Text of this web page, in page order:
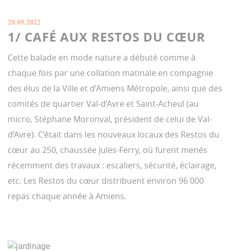
20.09.2022
1/ CAFÉ AUX RESTOS DU CŒUR
Cette balade en mode nature a débuté comme à
chaque fois par une collation matinale en compagnie
des élus de la Ville et d’Amiens Métropole, ainsi que des
comités de quartier Val-d’Avre et Saint-Acheul (au
micro, Stéphane Moronval, président de celui de Val-
d’Avre). C’était dans les nouveaux locaux des Restos du
cœur au 250, chaussée Jules-Ferry, où furent menés
récemment des travaux : escaliers, sécurité, éclairage,
etc. Les Restos du cœur distribuent environ 96 000
repas chaque année à Amiens.